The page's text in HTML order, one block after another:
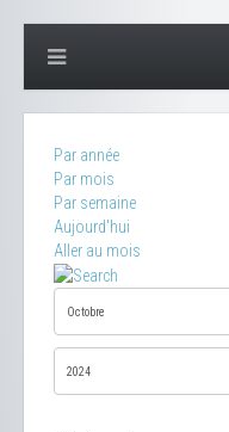
Par année
Par mois
Par semaine
Aujourd'hui
Aller au mois